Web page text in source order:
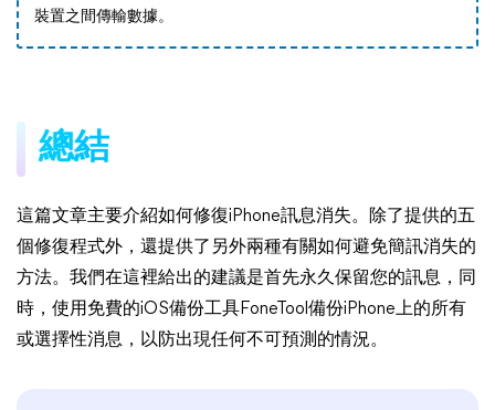
裝置之間傳輸數據。
總結
這篇文章主要介紹如何修復iPhone訊息消失。除了提供的五
個修復程式外，還提供了另外兩種有關如何避免簡訊消失的
方法。我們在這裡給出的建議是首先永久保留您的訊息，同
時，使用免費的iOS備份工具FoneTool備份iPhone上的所有
或選擇性消息，以防出現任何不可預測的情況。